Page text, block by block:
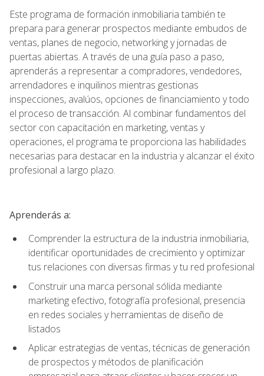
Este programa de formación inmobiliaria también te
prepara para generar prospectos mediante embudos de
ventas, planes de negocio, networking y jornadas de
puertas abiertas. A través de una guía paso a paso,
aprenderás a representar a compradores, vendedores,
arrendadores e inquilinos mientras gestionas
inspecciones, avalúos, opciones de financiamiento y todo
el proceso de transacción. Al combinar fundamentos del
sector con capacitación en marketing, ventas y
operaciones, el programa te proporciona las habilidades
necesarias para destacar en la industria y alcanzar el éxito
profesional a largo plazo.
Aprenderás a:
Comprender la estructura de la industria inmobiliaria,
identificar oportunidades de crecimiento y optimizar
tus relaciones con diversas firmas y tu red profesional
Construir una marca personal sólida mediante
marketing efectivo, fotografía profesional, presencia
en redes sociales y herramientas de diseño de
listados
Aplicar estrategias de ventas, técnicas de generación
de prospectos y métodos de planificación